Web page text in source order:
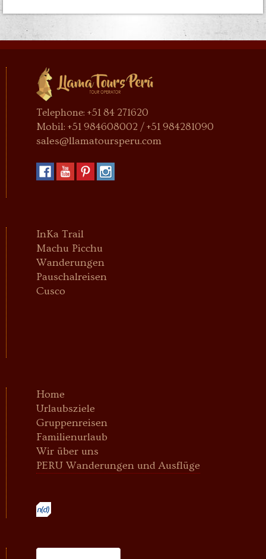
Telephone: +51 84 271620
Mobil: +51 984608002 / +51 984281090
sales@llamatoursperu.com
InKa Trail
Machu Picchu
Wanderungen
Pauschalreisen
Cusco
Home
Urlaubsziele
Gruppenreisen
Familienurlaub
Wir über uns
PERU Wanderungen und Ausflüge